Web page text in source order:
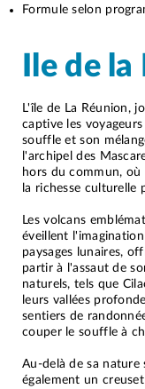
Formule selon
Ile de
L'île de La Réunion,
captive les
souffle et son
l'archipel des
hors du commun, où
la richesse culturelle
Les volcans
éveillent
paysages lunaires,
partir à l'assaut de
naturels, tels que
leurs vallées
sentiers de
couper le souffle à
Au-delà de sa nature
également un